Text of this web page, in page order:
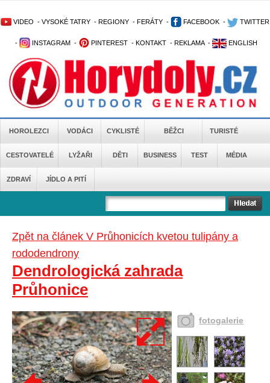
VIDEO - VYSOKÉ TATRY - REGIONY - FERÁTY - FACEBOOK - TWITTER
- INSTAGRAM - PINTEREST - KONTAKT - REKLAMA - ENGLISH
HOROLEZCI VODÁCI CYKLISTÉ BĚŽCI TURISTÉ
CESTOVATELÉ LYŽAŘI DĚTI BUSINESS TEST MÉDIA
ZDRAVÍ JÍDLO A PITÍ
Zpět na článek V Průhonicích kvetou tulipány a
rododendrony
Dendrologická zahrada
Průhonice
fotogalerie